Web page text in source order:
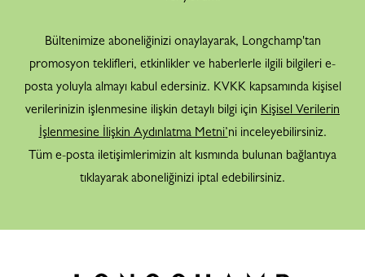
Bültenimize aboneliğinizi onaylayarak, Longchamp'tan
promosyon teklifleri, etkinlikler ve haberlerle ilgili bilgileri e-
posta yoluyla almayı kabul edersiniz. KVKK kapsamında kişisel
verilerinizin işlenmesine ilişkin detaylı bilgi için Kişisel Verilerin
İşlenmesine İlişkin Aydınlatma Metni’ni inceleyebilirsiniz.
Tüm e-posta iletişimlerimizin alt kısmında bulunan bağlantıya
tıklayarak aboneliğinizi iptal edebilirsiniz.